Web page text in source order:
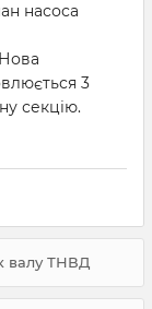
насоса
3
секцію.
валу ТНВД